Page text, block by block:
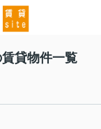
貸物件一覧